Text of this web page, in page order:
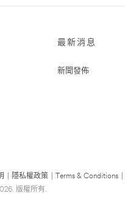
最新消息
新聞發佈
隱私權政策 Terms & Conditions
版權所有.